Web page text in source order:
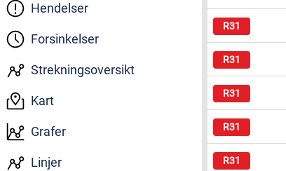
Hendelser
Forsinkelser
Strekningsoversikt
Kart
Grafer
Linjer